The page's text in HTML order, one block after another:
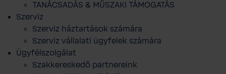
TANÁCSADÁS & MŰSZAKI TÁMOGATÁS
Szerviz
Szerviz háztartások számára
Szerviz vállalati ügyfelek számára
Ügyfélszolgálat
Szakkereskedő partnereink